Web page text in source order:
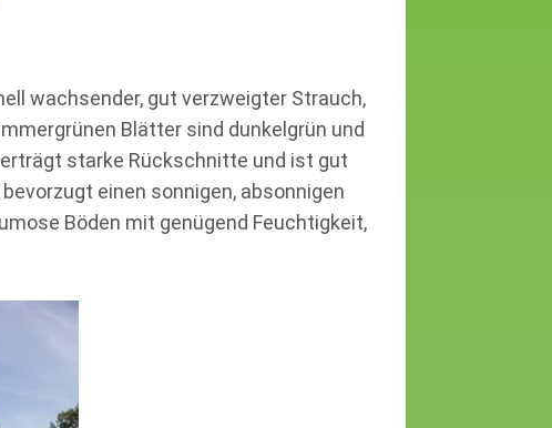
wachsender, gut verzweigter Strauch,
Blätter sind dunkelgrün und
starke Rückschnitte und ist gut
einen sonnigen, absonnigen
Böden mit genügend Feuchtigkeit,